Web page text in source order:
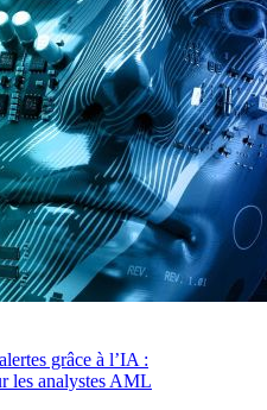
grâce à l’IA :
les analystes AML